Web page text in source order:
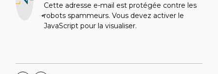
Cette adresse e-mail est protégée contre les
robots spammeurs. Vous devez activer le
JavaScript pour la visualiser.